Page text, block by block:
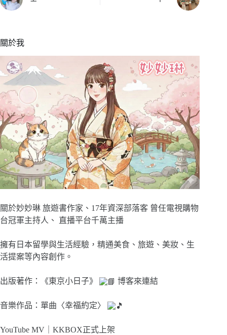
關於我
關於妙妙琳 旅遊書作家、17年資深部落客 曾任電視購物
台冠軍主持人、 直播平台千萬主播
擁有日本留學與生活經驗，精通美食、旅遊、美妝、生
活提案等內容創作。
出版著作：《東京小日子》 博客來連結
音樂作品：單曲〈幸福約定〉
YouTube MV｜ KKBOX正式上架